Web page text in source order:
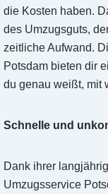
die Kosten haben.
des Umzugsguts,
zeitliche Aufwand.
Potsdam bieten dir
du genau weißt, mit
Schnelle und
Dank ihrer
Umzugsservice